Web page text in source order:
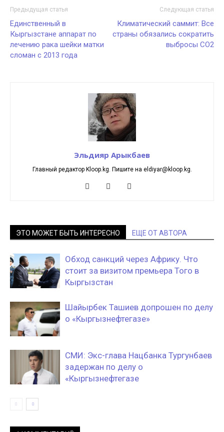
Предыдущая статья
Единственный в
Кыргызстане аппарат по
лечению рака шейки матки
сломан с 2013 года
Следующая статья
Климатический саммит: Все
страны обязались сократить
выбросы CO2
Эльдияр Арыкбаев
Главный редактор Kloop.kg. Пишите на eldiyar@kloop.kg.
ЭТО МОЖЕТ БЫТЬ ИНТЕРЕСНО ЕЩЕ ОТ АВТОРА
Обход санкций через Африку. Что
стоит за визитом премьера Того в
Кыргызстан
Шайырбек Ташиев допрошен по делу
о «Кыргызнефтегазе»
СМИ: Экс-глава Нацбанка Тургунбаев
задержан по делу о
«Кыргызнефтегазе